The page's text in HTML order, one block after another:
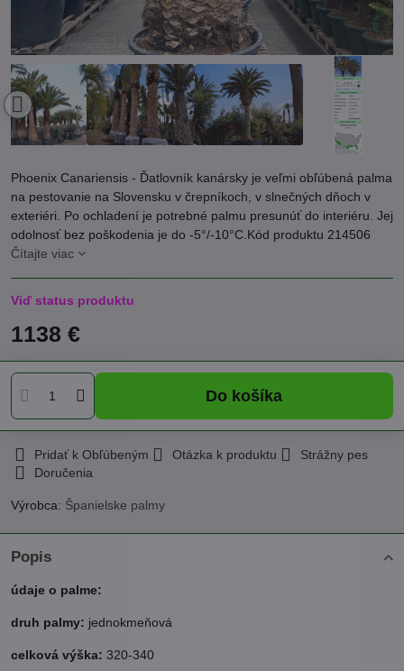
Phoenix Canariensis - Ďatlovník kanársky je veľmi obľúbená palma
na pestovanie na Slovensku v črepníkoch, v slnečných dňoch v
exteriéri. Po ochladení je potrebné palmu presunúť do interiéru. Jej
odolnosť bez poškodenia je do -5°/-10°C.Kód produktu 214506
Čítajte viac
Viď status produktu
1138 €
Do košíka
Pridať k Obľúbeným Otázka k produktu
Strážny pes
Doručenia
Výrobca: Španielske palmy
Popis
údaje o palme:
druh palmy: jednokmeňová
celková výška: 320-340